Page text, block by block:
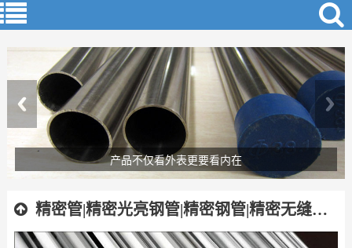
产品不仅看外表更要看内在
追求精细化道路才是王道
精密管|精密光亮钢管|精密钢管|精密无缝钢管|精密焊管|精拔钢管